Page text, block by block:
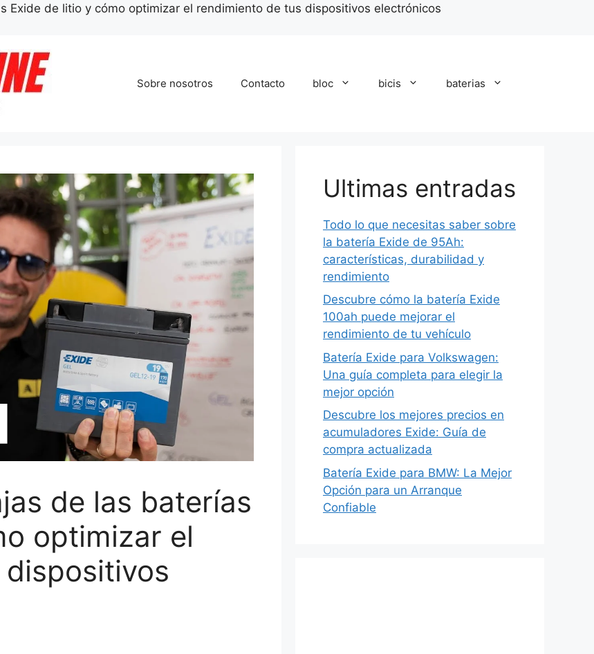
Exide de litio y cómo optimizar el rendimiento de tus dispositivos electrónicos
Sobre nosotros Contacto bloc bicis baterias
de las baterías
optimizar el
Ultimas entradas
Todo lo que necesitas saber sobre
la batería Exide de 95Ah:
características, durabilidad y
rendimiento
Descubre cómo la batería Exide
100ah puede mejorar el
rendimiento de tu vehículo
Batería Exide para Volkswagen:
Una guía completa para elegir la
mejor opción
Descubre los mejores precios en
acumuladores Exide: Guía de
compra actualizada
Batería Exide para BMW: La Mejor
Opción para un Arranque
Confiable